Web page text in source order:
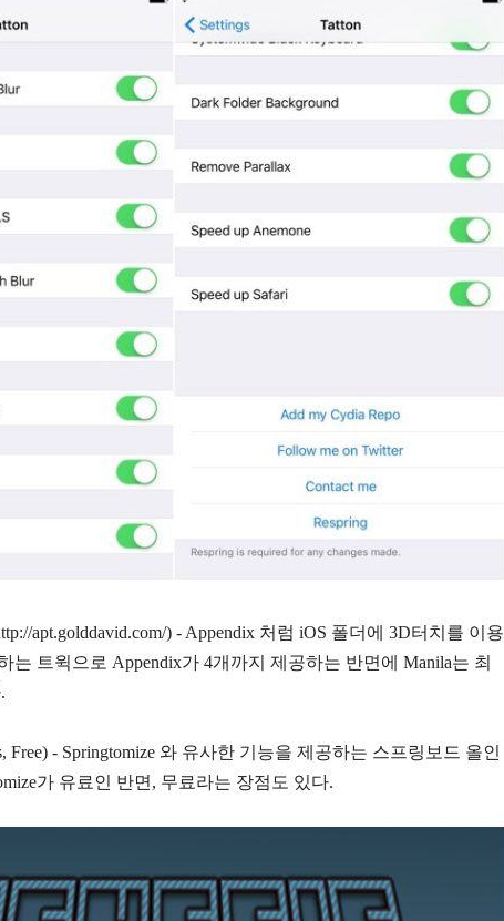
apt.golddavid.com/) - Appendix 처럼 iOS 폴더에 3D터치를 이용
는 트윅으로 Appendix가 4개까지 제공하는 반면에 Manila는 최
Free) - Springtomize 와 유사한 기능을 제공하는 스프링보드 올인
가 유료인 반면, 무료라는 장점도 있다.